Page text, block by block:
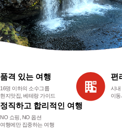
품격 있는 여행
16명 이하의 소수그룹
현지맛집, 베테랑 가이드
편
시
이
정직하고 합리적인 여행
NO 쇼핑, NO 옵션
여행에만 집중하는 여행